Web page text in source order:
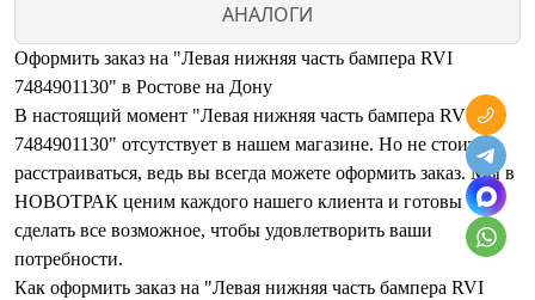
АНАЛОГИ
Оформить заказ на "Левая нижняя часть бампера RVI
7484901130" в Ростове на Дону
В настоящий момент "Левая нижняя часть бампера RVI
7484901130" отсутствует в нашем магазине. Но не стоит
расстраиваться, ведь вы всегда можете оформить заказ. Мы в
НОВОТРАК ценим каждого нашего клиента и готовы
сделать все возможное, чтобы удовлетворить ваши
потребности.
Как оформить заказ на "Левая нижняя часть бампера RVI